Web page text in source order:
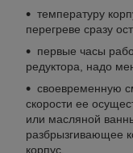
температуру
перегреве сразу
первые часы
редуктора, надо
своевременную
скорости ее
или масляной
разбрызгивающее
корпус.